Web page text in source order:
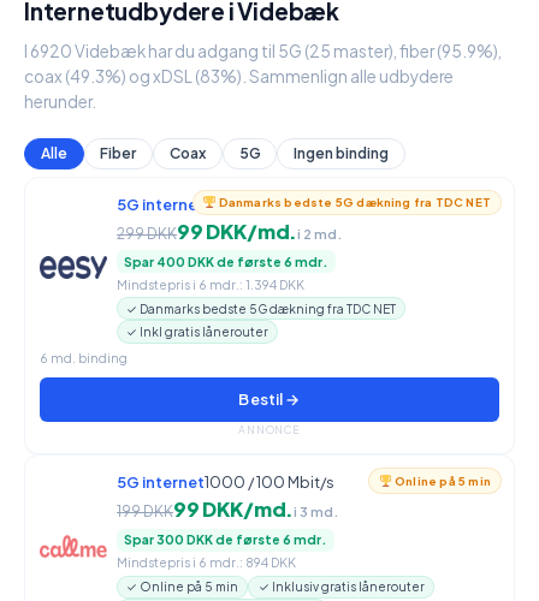
Internetudbydere i Videbæk
I 6920 Videbæk har du adgang til 5G (25 master), fiber (95.9%),
coax (49.3%) og xDSL (83%). Sammenlign alle udbydere
herunder.
Alle Fiber Coax 5G Ingen binding
Danmarks bedste 5G dækning fra TDC NET
5G internet950 / 90 Mbit/s
299 DKK99 DKK/md.i 2 md.
Spar 400 DKK de første 6 mdr.
Mindstepris i 6 mdr.: 1.394 DKK
✓ Danmarks bedste 5G dækning fra TDC NET
✓ Inkl gratis lånerouter
6 md. binding
Bestil →
ANNONCE
Online på 5 min
5G internet1000 / 100 Mbit/s
199 DKK99 DKK/md.i 3 md.
Spar 300 DKK de første 6 mdr.
Mindstepris i 6 mdr.: 894 DKK
✓ Online på 5 min
✓ Inklusiv gratis lånerouter